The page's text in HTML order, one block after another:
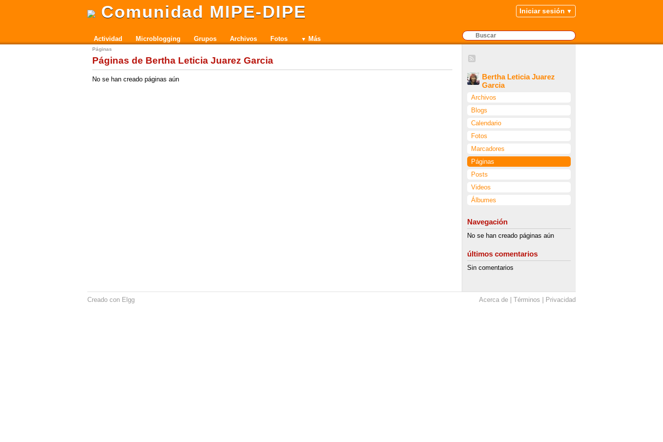
Comunidad MIPE-DIPE Iniciar sesión
Actividad Microblogging Grupos Archivos Fotos Más
Bertha Leticia Juarez
Garcia
Archivos
Blogs
Calendario
Fotos
Marcadores
Páginas
Posts
Videos
Álbumes
Navegación
No se han creado páginas aún
últimos comentarios
Sin comentarios
Páginas
Páginas de Bertha Leticia Juarez Garcia
No se han creado páginas aún
Acerca de Términos Privacidad
Creado con Elgg